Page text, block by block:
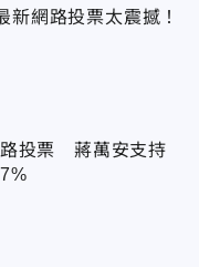
網路投票太震撼！
投票 蔣萬安支持